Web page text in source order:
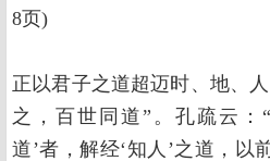
8页)
正以君子之道超迈时、地、
之，百世同道”。孔疏云：
道’者，解经‘知人’之道，以